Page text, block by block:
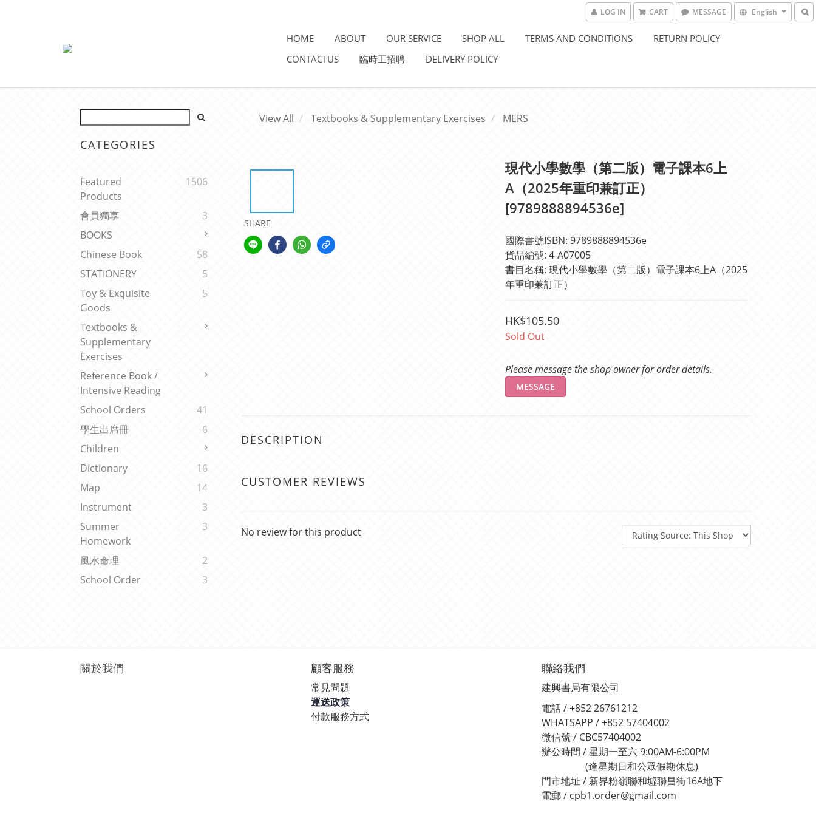
LOG IN CART MESSAGE English
HOME ABOUT OUR SERVICE SHOP ALL TERMS AND CONDITIONS
RETURN POLICY
CONTACTUS
臨時工招聘 DELIVERY POLICY
CATEGORIES
Featured
Products
1506
會員獨享
3
BOOKS
Chinese Book
58
STATIONERY
5
Toy & Exquisite
Goods
5
Textbooks &
Supplementary
Exercises
Reference Book /
Intensive Reading
School Orders
41
學生出席冊
6
Children
Dictionary
16
Map
14
Instrument
3
Summer
Homework
3
風水命理
2
School Order
3
View All Textbooks & Supplementary Exercises MERS
SHARE
現代小學數學（第二版）電子課本6上
A（2025年重印兼訂正）
[9789888894536e]
國際書號ISBN: 9789888894536e
貨品編號: 4-A07005
書目名稱: 現代小學數學（第二版）電子課本6上A（2025
年重印兼訂正）
HK$105.50
Sold Out
Please message the shop owner for order details.
MESSAGE
DESCRIPTION
CUSTOMER REVIEWS
No review for this product
關於我們 顧客服務
常見問題
運送政策
付款服務方式
聯絡我們
建興書局有限公司
電話 / +852 26761212
WHATSAPP / +852 57404002
微信號 / CBC57404002
辦公時間 / 星期一至六 9:00AM-6:00PM
(逢星期日和公眾假期休息)
門市地址 / 新界粉嶺聯和墟聯昌街16A地下
電郵 / cpb1.order@gmail.com